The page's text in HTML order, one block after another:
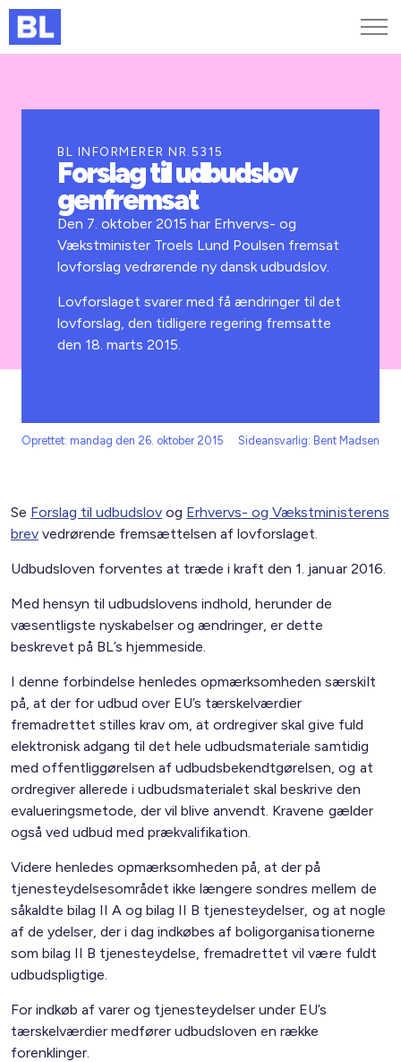
Kurser og arrangementer
Jobportalen
BL INFORMERER NR.5315
Forslag til udbudslov
genfremsat
Den 7. oktober 2015 har Erhvervs- og
Vækstminister Troels Lund Poulsen fremsat
lovforslag vedrørende ny dansk udbudslov.
Lovforslaget svarer med få ændringer til det
lovforslag, den tidligere regering fremsatte
den 18. marts 2015.
Oprettet: mandag den 26. oktober 2015 Sideansvarlig: Bent Madsen
Se Forslag til udbudslov og Erhvervs- og Vækstministerens
brev vedrørende fremsættelsen af lovforslaget.
Udbudsloven forventes at træde i kraft den 1. januar 2016.
Med hensyn til udbudslovens indhold, herunder de
væsentligste nyskabelser og ændringer, er dette
beskrevet på BL’s hjemmeside.
I denne forbindelse henledes opmærksomheden særskilt
på, at der for udbud over EU’s tærskelværdier
fremadrettet stilles krav om, at ordregiver skal give fuld
elektronisk adgang til det hele udbudsmateriale samtidig
med offentliggørelsen af udbudsbekendtgørelsen, og at
ordregiver allerede i udbudsmaterialet skal beskrive den
evalueringsmetode, der vil blive anvendt. Kravene gælder
også ved udbud med prækvalifikation.
Videre henledes opmærksomheden på, at der på
tjenesteydelsesområdet ikke længere sondres mellem de
såkaldte bilag II A og bilag II B tjenesteydelser, og at nogle
af de ydelser, der i dag indkøbes af boligorganisationerne
som bilag II B tjenesteydelse, fremadrettet vil være fuldt
udbudspligtige.
For indkøb af varer og tjenesteydelser under EU’s
tærskelværdier medfører udbudsloven en række
forenklinger.